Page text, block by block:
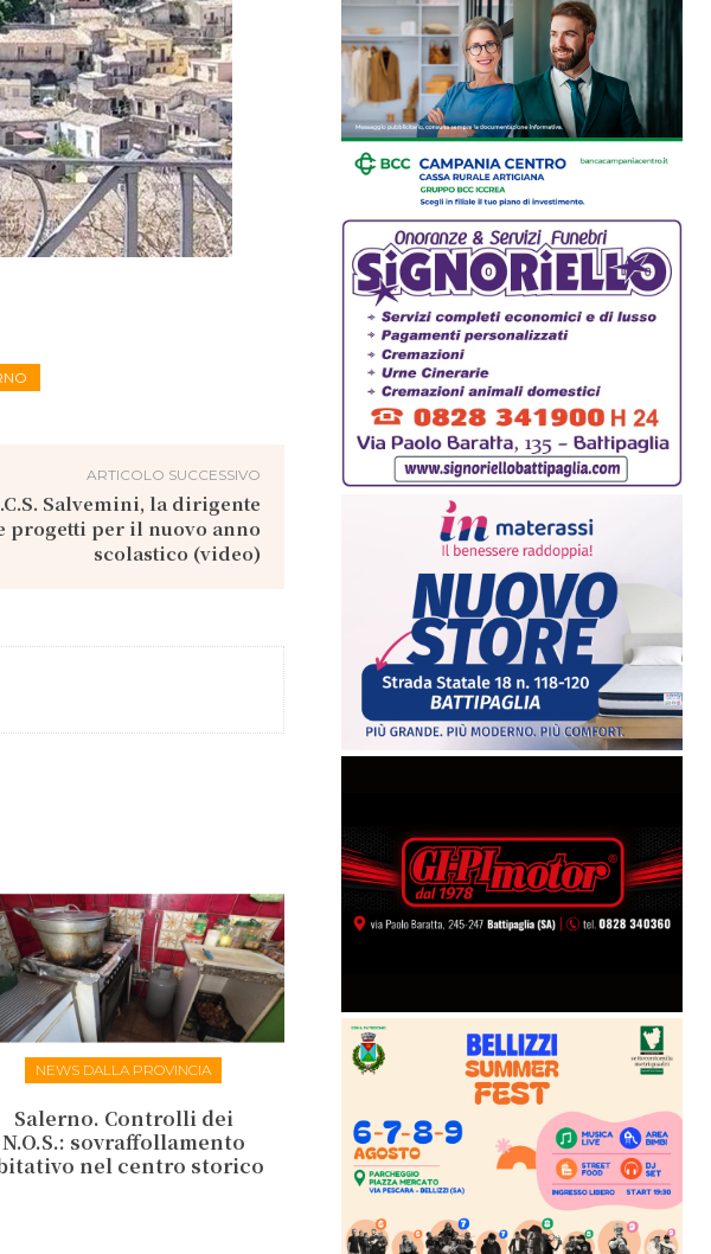
ARTICOLO SUCCESSIVO
Salvemini, la dirigente
progetti per il nuovo anno
scolastico (video)
NEWS DALLA PROVINCIA
Salerno. Controlli dei
N.O.S.: sovraffollamento
nel centro storico